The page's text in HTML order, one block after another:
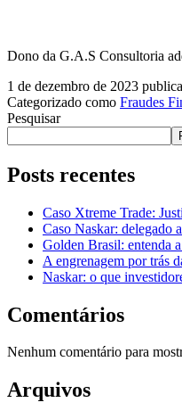
Dono da G.A.S Consultoria
1 de dezembro de 2023
Categorizado como Fraudes
Pesquisar
Posts recentes
Caso Xtreme Trade:
Caso Naskar: delegado
Golden Brasil: entenda
A engrenagem por trás
Naskar: o que
Comentários
Nenhum comentário para
Arquivos